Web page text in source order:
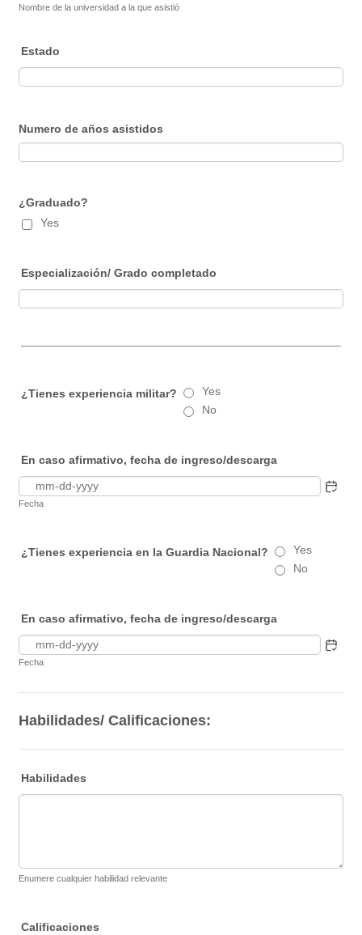
Nombre de la universidad a la que asistió
Estado
Numero de años asistidos
¿Graduado?
Yes
Especialización/ Grado completado
¿Tienes experiencia militar?
Yes
No
En caso afirmativo, fecha de ingreso/descarga
Fecha
¿Tienes experiencia en la Guardia Nacional?
Yes
No
En caso afirmativo, fecha de ingreso/descarga
Fecha
Habilidades/ Calificaciones:
Habilidades
Enumere cualquier habilidad relevante
Calificaciones